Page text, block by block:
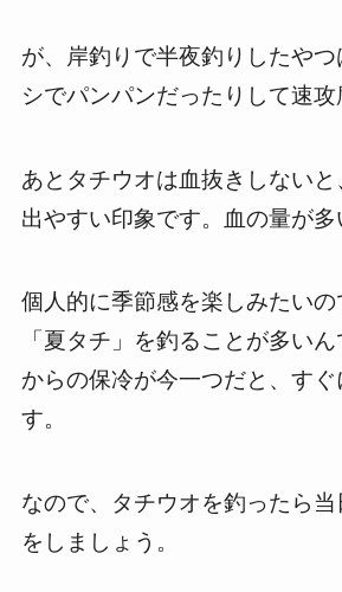
が、岸釣りで半夜釣りしたや
シでパンパンだったりして速攻
あとタチウオは血抜きしない
出やすい印象です。血の量が多
個人的に季節感を楽しみたいの
「夏タチ」を釣ることが多い
からの保冷が今一つだと、すぐ
す。
なので、タチウオを釣ったら
をしましょう。